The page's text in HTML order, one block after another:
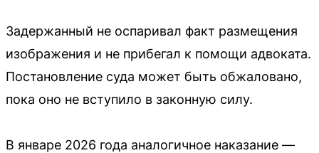
Задержанный не оспаривал факт размещения
изображения и не прибегал к помощи адвоката.
Постановление суда может быть обжаловано,
пока оно не вступило в законную силу.
В январе 2026 года аналогичное наказание —